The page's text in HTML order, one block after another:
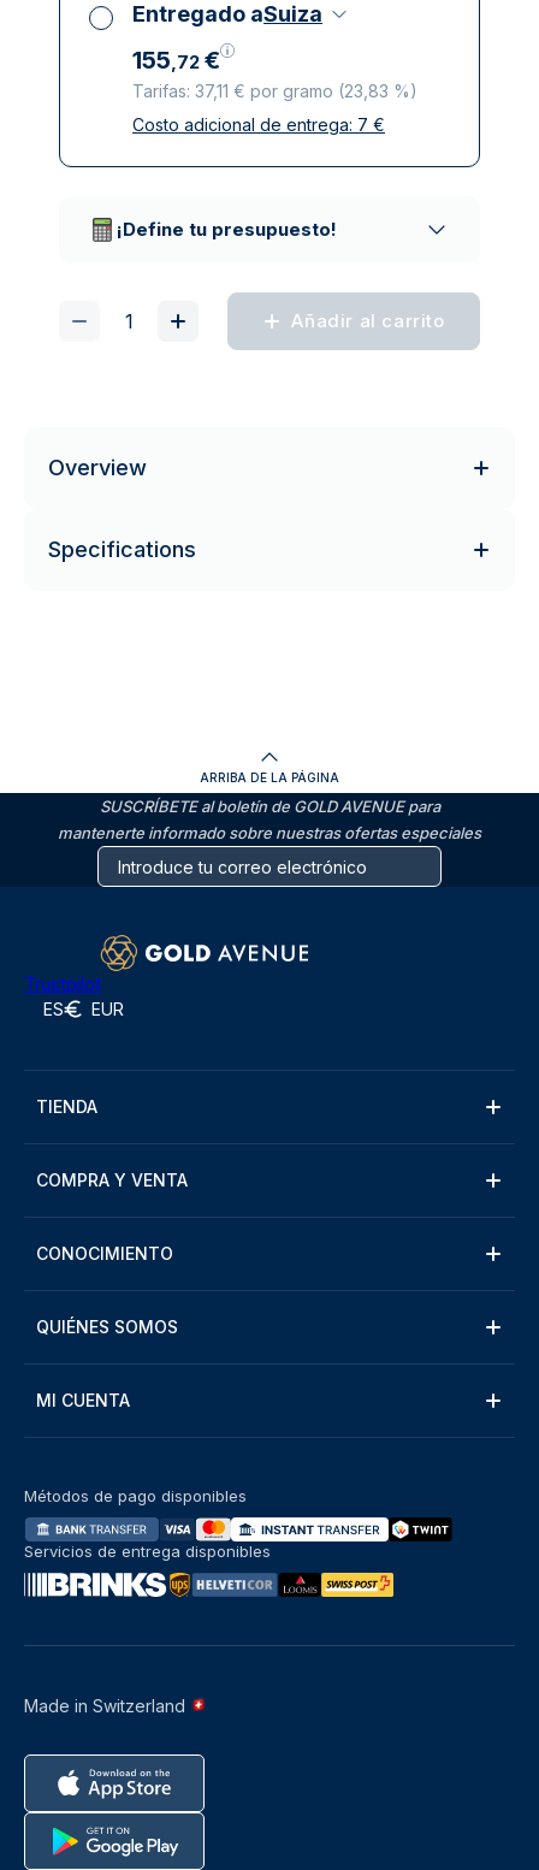
Entregado aSuiza
155,72 €
Tarifas: 37,11 € por gramo (23,83 %)
Impuestos incluidos
Costo adicional de entrega: 7 €
¡Define tu presupuesto!
Añadir al carrito
Overview
Specifications
ARRIBA DE LA PÁGINA
SUSCRÍBETE al boletín de GOLD AVENUE para
mantenerte informado sobre nuestras ofertas especiales
Trustpilot
ES EUR
TIENDA
COMPRA Y VENTA
CONOCIMIENTO
QUIÉNES SOMOS
MI CUENTA
Made in Switzerland
Métodos de pago disponibles
Servicios de entrega disponibles